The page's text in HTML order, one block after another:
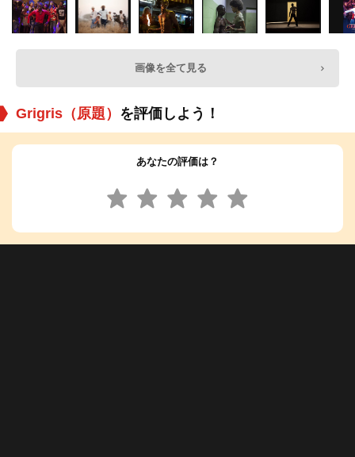
画像を全て見る
Grigris（原題） を評価しよう！
あなたの評価は？